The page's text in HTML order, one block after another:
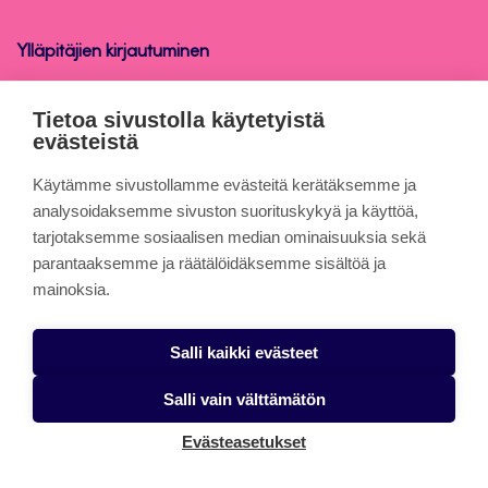
Ylläpitäjien kirjautuminen
Tietosuoja
Tietoa sivuista
Evästeet
Saavutettavuusseloste
Tietosuojaseloste
Alasottoilmoitus
Tietoa sivustolla käytetyistä
evästeistä
Käytämme sivustollamme evästeitä kerätäksemme ja
analysoidaksemme sivuston suorituskykyä ja käyttöä,
tarjotaksemme sosiaalisen median ominaisuuksia sekä
parantaaksemme ja räätälöidäksemme sisältöä ja
mainoksia.
Salli kaikki evästeet
Salli vain välttämätön
Evästeasetukset